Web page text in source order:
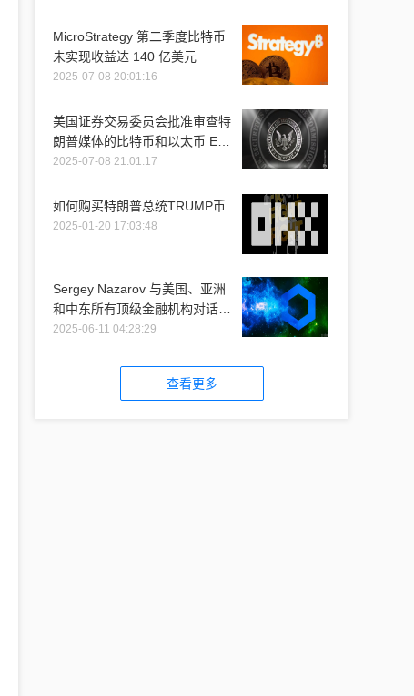
MicroStrategy 第二季度比特币
未实现收益达 140 亿美元
2025-07-08 20:01:16
美国证券交易委员会批准审查特
朗普媒体的比特币和以太币 ETF
推介
2025-07-08 21:01:17
如何购买特朗普总统TRUMP币
2025-01-20 17:03:48
Sergey Nazarov 与美国、亚洲
和中东所有顶级金融机构对话时
提到 Chainlink
2025-06-11 04:28:29
查看更多